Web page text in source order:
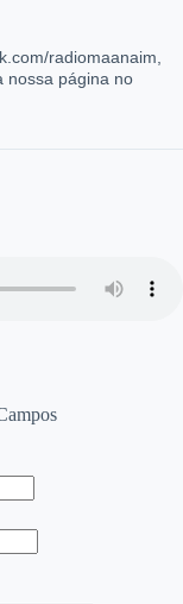
radiomaanaim,
nossa página no